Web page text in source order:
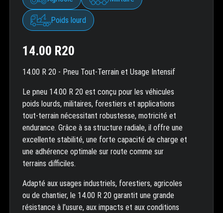
Poids lourd
14.00 R20
14.00 R 20 - Pneu Tout-Terrain et Usage Intensif
Le pneu 14.00 R 20 est conçu pour les véhicules
poids lourds, militaires, forestiers et applications
tout-terrain nécessitant robustesse, motricité et
endurance. Grâce à sa structure radiale, il offre une
excellente stabilité, une forte capacité de charge et
une adhérence optimale sur route comme sur
terrains difficiles.
Adapté aux usages industriels, forestiers, agricoles
ou de chantier, le 14.00 R 20 garantit une grande
résistance à l’usure, aux impacts et aux conditions